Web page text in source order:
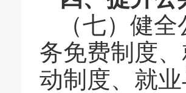
（七）健
务免费制度
动制度、就